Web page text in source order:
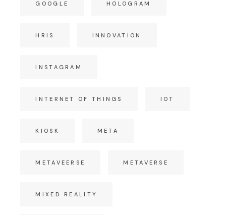
GOOGLE HOLOGRAM
HRIS INNOVATION
INSTAGRAM
INTERNET OF THINGS IOT
KIOSK META
METAVEERSE METAVERSE
MIXED REALITY